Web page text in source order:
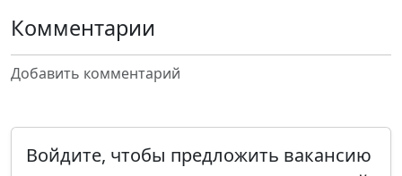
Комментарии
Добавить комментарий
Войдите, чтобы предложить вакансию